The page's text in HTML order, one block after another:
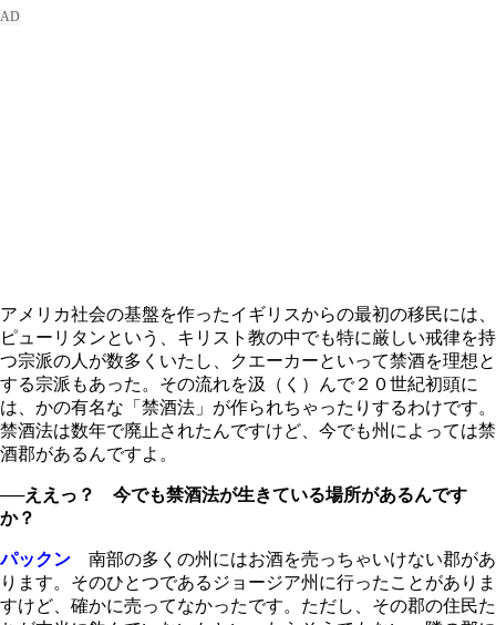
アメリカ社会の基盤を作ったイギリスからの最初の移民には、
ピューリタンという、キリスト教の中でも特に厳しい戒律を持
つ宗派の人が数多くいたし、クエーカーといって禁酒を理想と
する宗派もあった。その流れを汲（く）んで２０世紀初頭に
は、かの有名な「禁酒法」が作られちゃったりするわけです。
禁酒法は数年で廃止されたんですけど、今でも州によっては禁
酒郡があるんですよ。
──ええっ？ 今でも禁酒法が生きている場所があるんです
か？
パックン 南部の多くの州にはお酒を売っちゃいけない郡があ
ります。そのひとつであるジョージア州に行ったことがありま
すけど、確かに売ってなかったです。ただし、その郡の住民た